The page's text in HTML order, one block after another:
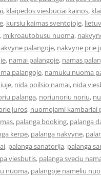
, klaipedos viesbuciai kainos,
, kursiu kaimas sventojoje,
, mikroautobusu nuoma,
palangoje, nakvyne prie
, namai palangoje, namas
palangoje, namuku nuoma
, nida poilsio namai, nida
palanga, noriunoriu noriu,
juros, nuomojami kambariai
, palanga booking, palanga
kerpe, palanga nakvyne,
, palanga sanatorija, palanga
viesbutis, palanga sveciu
nuoma, palangoje nameliu